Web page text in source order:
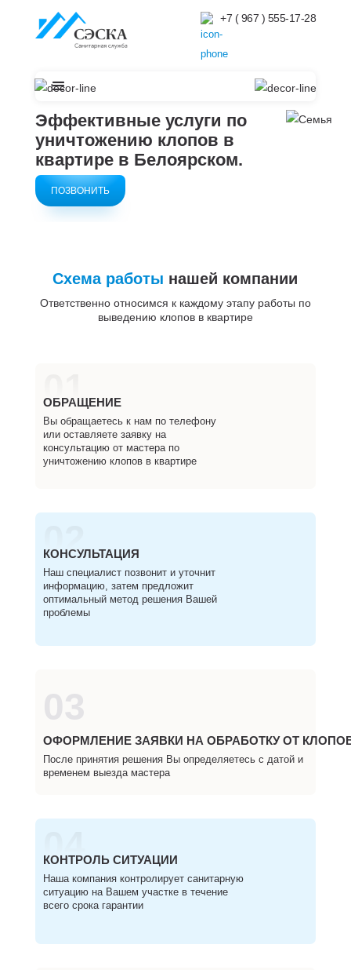
+7 ( 967 ) 555-17-28
Эффективные услуги по
уничтожению клопов в
квартире в Белоярском.
ПОЗВОНИТЬ
Схема работы нашей компании
Ответственно относимся к каждому этапу работы по
выведению клопов в квартире
01
ОБРАЩЕНИЕ
Вы обращаетесь к нам по телефону
или оставляете заявку на
консультацию от мастера по
уничтожению клопов в квартире
02
КОНСУЛЬТАЦИЯ
Наш специалист позвонит и уточнит
информацию, затем предложит
оптимальный метод решения Вашей
проблемы
ОФОРМЛЕНИЕ ЗАЯВКИ НА ОБРАБОТКУ ОТ
После принятия решения Вы определяетесь с датой и
временем выезда мастера
04
КОНТРОЛЬ СИТУАЦИИ
Наша компания контролирует санитарную
ситуацию на Вашем участке в течение
всего срока гарантии